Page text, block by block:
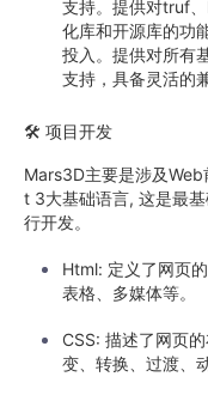
支持。提供对truf
化库和开源库的功
投入。提供对所有
支持，具备灵活的
🛠️ 项目开发
Mars3D主要是涉及
t 3大基础语言, 这是最
行开发。
Html: 定义了网页
表格、多媒体等。
CSS: 描述了网页
变、转换、过渡、